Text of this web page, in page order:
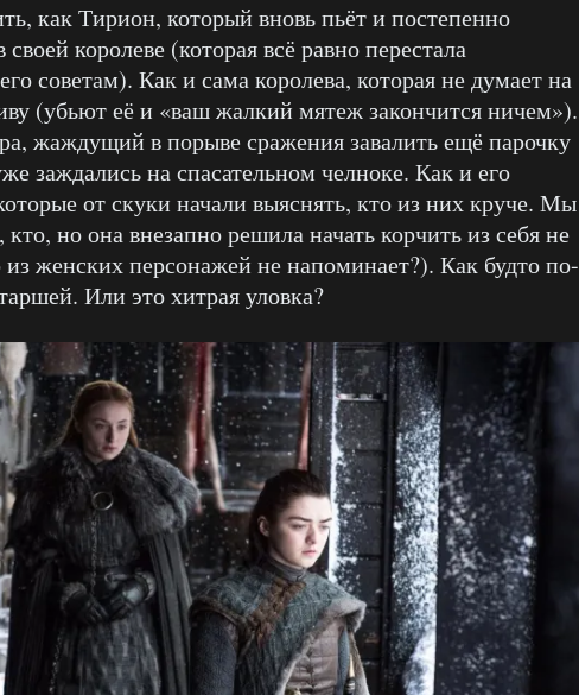
как Тирион, который вновь пьёт и постепенно
своей королеве (которая всё равно перестала
советам). Как и сама королева, которая не думает на
(убьют её и «ваш жалкий мятеж закончится ничем»).
жаждущий в порыве сражения завалить ещё парочку
заждались на спасательном челноке. Как и его
от скуки начали выяснять, кто из них круче. Мы
но она внезапно решила начать корчить из себя не
женских персонажей не напоминает?). Как будто по-
Или это хитрая уловка?